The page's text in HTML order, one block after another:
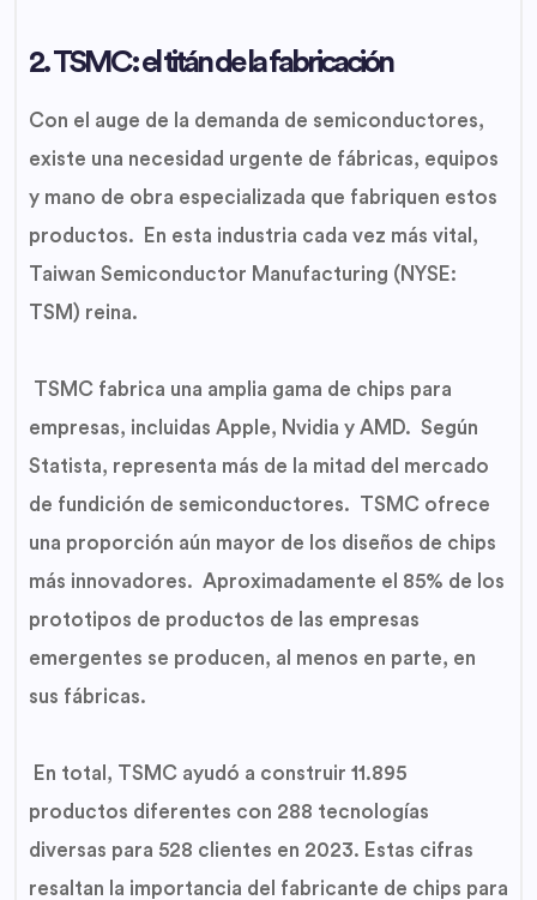
2. TSMC: el titán de la fabricación
Con el auge de la demanda de semiconductores,
existe una necesidad urgente de fábricas, equipos
y mano de obra especializada que fabriquen estos
productos. En esta industria cada vez más vital,
Taiwan Semiconductor Manufacturing (NYSE:
TSM) reina.
TSMC fabrica una amplia gama de chips para
empresas, incluidas Apple, Nvidia y AMD. Según
Statista, representa más de la mitad del mercado
de fundición de semiconductores. TSMC ofrece
una proporción aún mayor de los diseños de chips
más innovadores. Aproximadamente el 85% de los
prototipos de productos de las empresas
emergentes se producen, al menos en parte, en
sus fábricas.
En total, TSMC ayudó a construir 11.895
productos diferentes con 288 tecnologías
diversas para 528 clientes en 2023. Estas cifras
resaltan la importancia del fabricante de chips para